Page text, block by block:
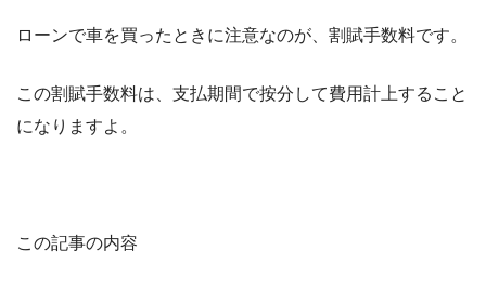
ローンで車を買ったときに注意なのが、割賦手数料です。
この割賦手数料は、支払期間で按分して費用計上すること
になりますよ。
この記事の内容